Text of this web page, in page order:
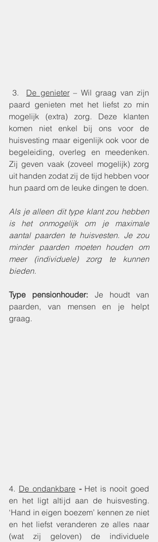
3. De genieter – Wil graag van zijn
paard genieten met het liefst zo min
mogelijk (extra) zorg. Deze klanten
komen niet enkel bij ons voor de
huisvesting maar eigenlijk ook voor de
begeleiding, overleg en meedenken.
Zij geven vaak (zoveel mogelijk) zorg
uit handen zodat zij de tijd hebben voor
hun paard om de leuke dingen te doen.
Als je alleen dit type klant zou hebben
is het onmogelijk om je maximale
aantal paarden te huisvesten. Je zou
minder paarden moeten houden om
meer (individuele) zorg te kunnen
bieden.
Type pensionhouder: Je houdt van
paarden, van mensen en je helpt
graag.
4. De ondankbare - Het is nooit goed
en het ligt altijd aan de huisvesting.
‘Hand in eigen boezem’ kennen ze niet
en het liefst veranderen ze alles naar
(wat zij geloven) de individuele